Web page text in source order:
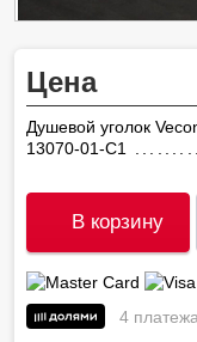
Цена
Душевой уголок
13070-01-C1
В корзину
4 платежа